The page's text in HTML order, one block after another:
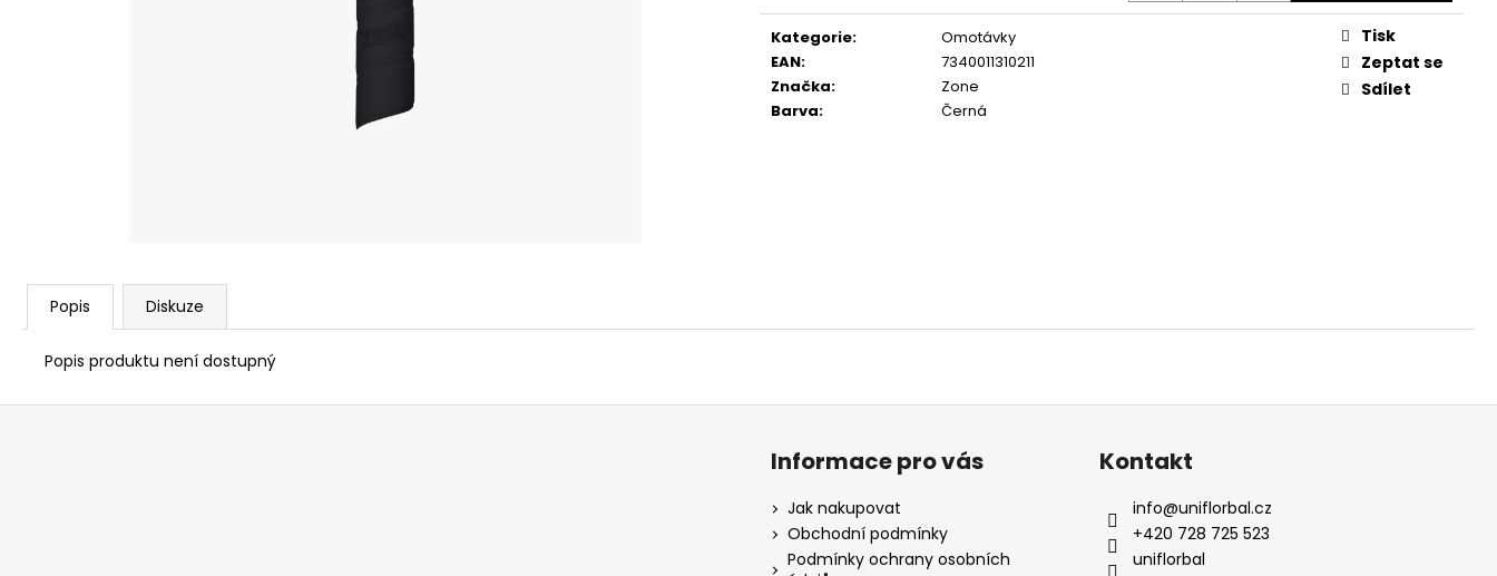
cena:
Kategorie:
Omotávky
EAN:
7340011310211
Značka:
Zone
Barva: Černá
Tisk
Zeptat se
Sdílet
Popis Diskuze
Popis produktu není dostupný
Z
Informace pro vás
Jak nakupovat
Obchodní podmínky
Podmínky ochrany osobních
Kontakt
info@uniflorbal.cz
+420 728 725 523
uniflorbal